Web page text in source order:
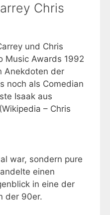
Chris
und Chris
Music Awards 1992
Anekdoten der
noch als Comedian
Isaak aus
– Chris
war, sondern pure
einen
in eine der
der 90er.